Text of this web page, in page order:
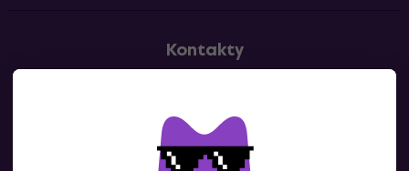
Kontakty